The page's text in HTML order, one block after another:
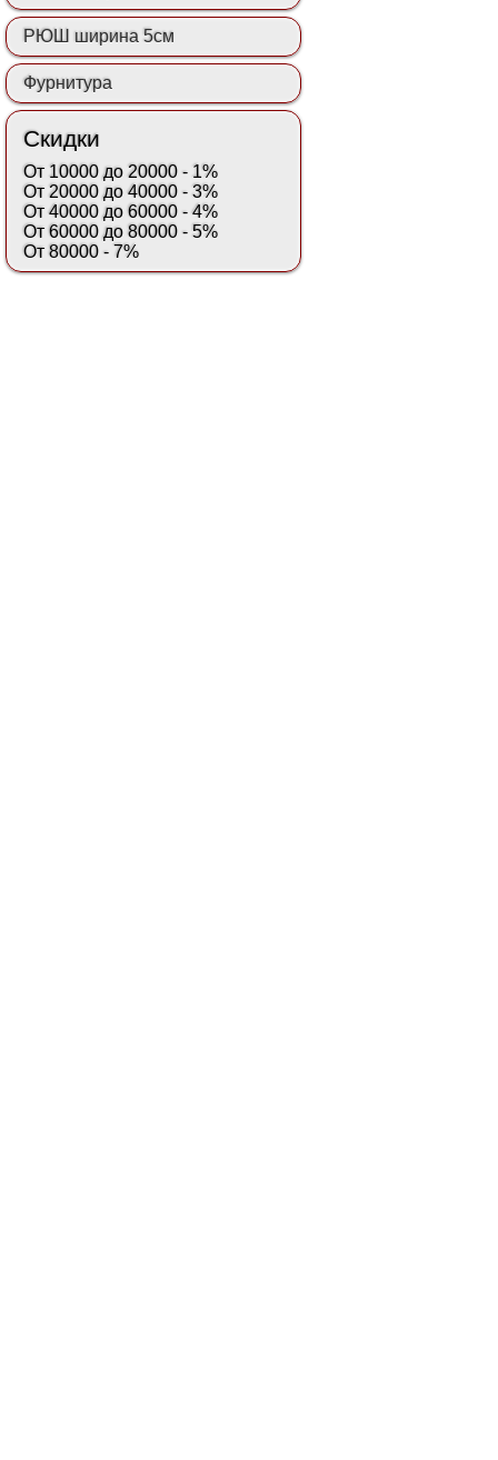
РЮШ ширина 5см
Фурнитура
Скидки
От 10000 до 20000 - 1%
От 20000 до 40000 - 3%
От 40000 до 60000 - 4%
От 60000 до 80000 - 5%
От 80000 - 7%